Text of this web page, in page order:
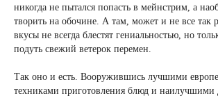
никогда не пытался попасть в мейнстрим, а
творить на обочине. А там, может и не все так
вкусы не всегда блестят гениальностью, но
подуть свежий ветерок перемен.
Так оно и есть. Вооружившись лучшими
техниками приготовления блюд и наилучшими